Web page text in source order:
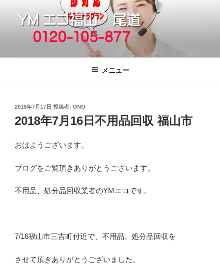
福山市で格安の不用品回収、買取、処
分は粗大ごみ処分、廃品回収も対応の
引っ越しゴミ・粗大ゴミの片付けをいたします
メニュー
投
日:
2018年7月17日 投稿者: ONO
2018年7月16日不用品回収 福山市
おはようございます。
ブログをご覧頂きありがとうございます。
不用品、処分品回収業者のYMエコです。
7/16福山市三吉町付近で、不用品、処分品回収を
させて頂きありがとうございました。